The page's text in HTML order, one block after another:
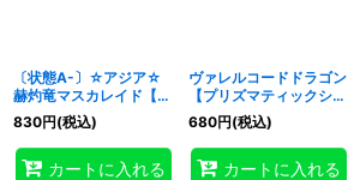
〔状態A-〕☆アジア☆
赫灼竜マスカレイド【プ
リズマティックシークレ
ット】{アジアBODE-
JP038}《融合》
830円(税込)
カートに入れる
ヴァレルコードドラゴン
【プリズマティックシー
クレット】{BODE-
JP050}《リンク》
680円(税込)
カートに入れる